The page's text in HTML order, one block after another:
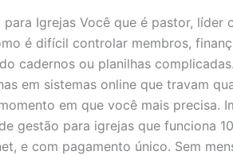
para Igrejas Você que é pastor, líder
é difícil controlar membros,
cadernos ou planilhas
em sistemas online que travam
em que você mais precisa.
gestão para igrejas que funciona
e com pagamento único. Sem